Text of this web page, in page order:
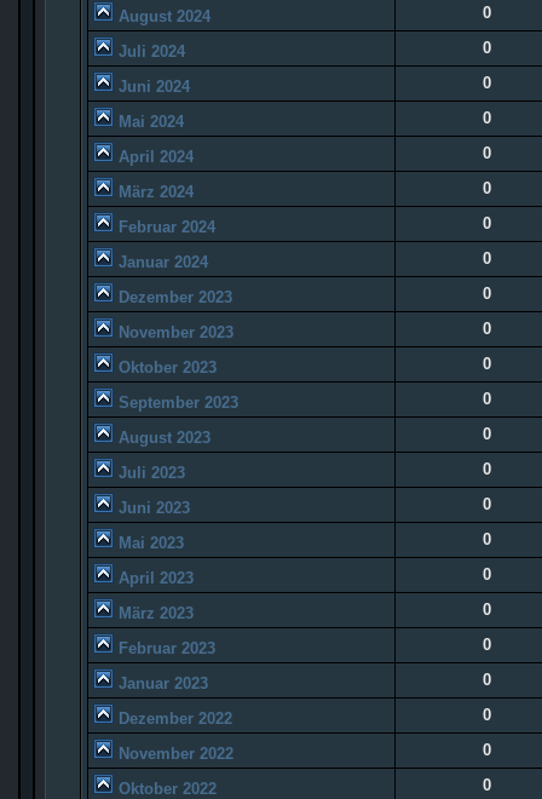
August 2024 0
Juli 2024 0
Juni 2024 0
Mai 2024 0
April 2024 0
März 2024 0
Februar 2024 0
Januar 2024 0
Dezember 2023 0
November 2023 0
Oktober 2023 0
September 2023 0
August 2023 0
Juli 2023 0
Juni 2023 0
Mai 2023 0
April 2023 0
März 2023 0
Februar 2023 0
Januar 2023 0
Dezember 2022 0
November 2022 0
Oktober 2022 0